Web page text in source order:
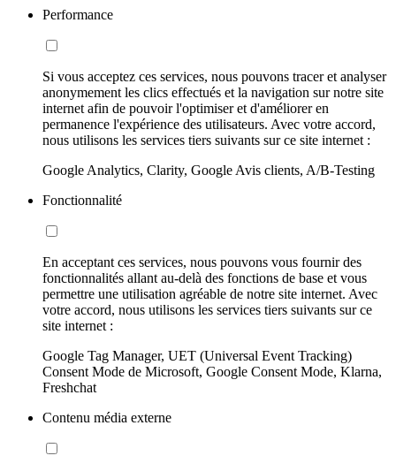
Performance
Si vous acceptez ces services, nous pouvons tracer et analyser
anonymement les clics effectués et la navigation sur notre site
internet afin de pouvoir l'optimiser et d'améliorer en
permanence l'expérience des utilisateurs. Avec votre accord,
nous utilisons les services tiers suivants sur ce site internet :
Google Analytics, Clarity, Google Avis clients, A/B-Testing
Fonctionnalité
En acceptant ces services, nous pouvons vous fournir des
fonctionnalités allant au-delà des fonctions de base et vous
permettre une utilisation agréable de notre site internet. Avec
votre accord, nous utilisons les services tiers suivants sur ce
site internet :
Google Tag Manager, UET (Universal Event Tracking)
Consent Mode de Microsoft, Google Consent Mode, Klarna,
Freshchat
Contenu média externe